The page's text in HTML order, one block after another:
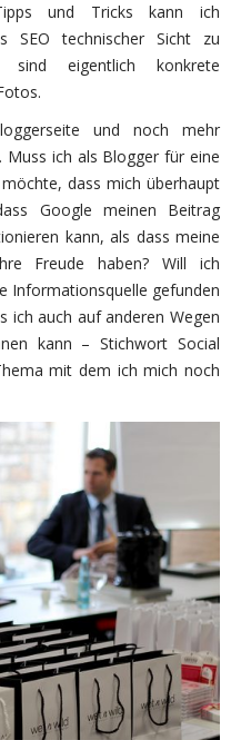
und Tricks kann ich
SEO technischer Sicht zu
eigentlich konkrete
und noch mehr
Muss ich als Blogger für eine
dass mich überhaupt
Google meinen Beitrag
kann, als dass meine
Freude haben? Will ich
Informationsquelle gefunden
ich auch auf anderen Wegen
kann – Stichwort Social
mit dem ich mich noch